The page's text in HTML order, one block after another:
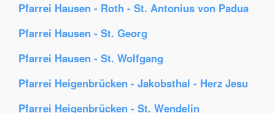
Pfarrei Hausen - Roth - St. Antonius von Padua
Pfarrei Hausen - St. Georg
Pfarrei Hausen - St. Wolfgang
Pfarrei Heigenbrücken - Jakobsthal - Herz Jesu
Pfarrei Heigenbrücken - St. Wendelin